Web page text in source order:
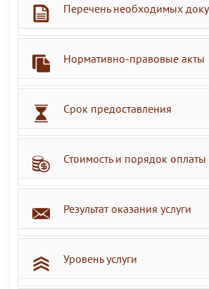
Перечень необходимых
Нормативно-правовые акты
Срок предоставления
Стоимость и порядок оплаты
Результат оказания услуги
Уровень услуги